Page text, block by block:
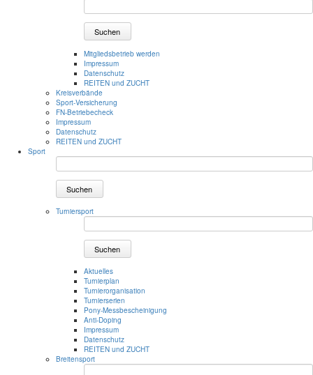
Suchen
Mitgliedsbetrieb werden
Impressum
Datenschutz
REITEN und ZUCHT
Kreisverbände
Sport-Versicherung
FN-Betriebecheck
Impressum
Datenschutz
REITEN und ZUCHT
Sport
Suchen
Turniersport
Suchen
Aktuelles
Turnierplan
Turnierorganisation
Turnierserien
Pony-Messbescheinigung
Anti-Doping
Impressum
Datenschutz
REITEN und ZUCHT
Breitensport